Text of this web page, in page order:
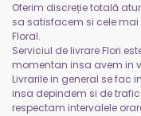
Oferim discreție totală
sa satisfacem si cele mai
Floral.
Serviciul de livrare Flori
momentan insa avem in
Livrarile in general se fac
insa depindem si de
respectam intervalele